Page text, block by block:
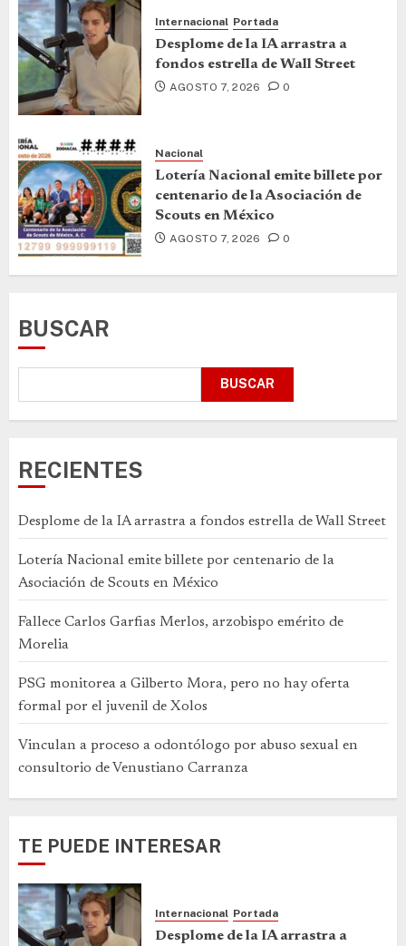
Internacional Portada
Desplome de la IA arrastra a
fondos estrella de Wall Street
AGOSTO 7, 2026 0
Nacional
Lotería Nacional emite billete por
centenario de la Asociación de
Scouts en México
AGOSTO 7, 2026 0
BUSCAR
BUSCAR
RECIENTES
Desplome de la IA arrastra a fondos estrella de Wall Street
Lotería Nacional emite billete por centenario de la
Asociación de Scouts en México
Fallece Carlos Garfias Merlos, arzobispo emérito de
Morelia
PSG monitorea a Gilberto Mora, pero no hay oferta
formal por el juvenil de Xolos
Vinculan a proceso a odontólogo por abuso sexual en
consultorio de Venustiano Carranza
TE PUEDE INTERESAR
Internacional Portada
Desplome de la IA arrastra a